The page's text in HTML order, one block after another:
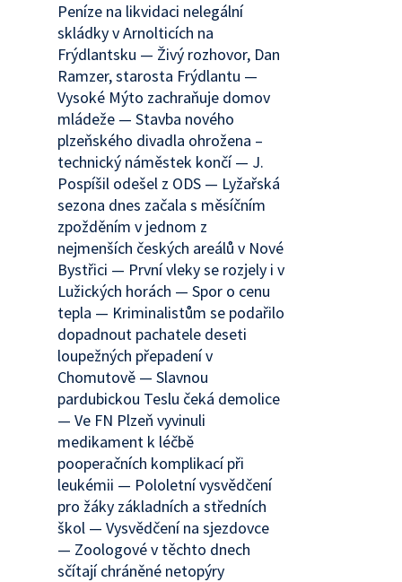
Peníze na likvidaci nelegální
skládky v Arnolticích na
Frýdlantsku — Živý rozhovor, Dan
Ramzer, starosta Frýdlantu —
Vysoké Mýto zachraňuje domov
mládeže — Stavba nového
plzeňského divadla ohrožena –
technický náměstek končí — J.
Pospíšil odešel z ODS — Lyžařská
sezona dnes začala s měsíčním
zpožděním v jednom z
nejmenších českých areálů v Nové
Bystřici — První vleky se rozjely i v
Lužických horách — Spor o cenu
tepla — Kriminalistům se podařilo
dopadnout pachatele deseti
loupežných přepadení v
Chomutově — Slavnou
pardubickou Teslu čeká demolice
— Ve FN Plzeň vyvinuli
medikament k léčbě
pooperačních komplikací při
leukémii — Pololetní vysvědčení
pro žáky základních a středních
škol — Vysvědčení na sjezdovce
— Zoologové v těchto dnech
sčítají chráněné netopýry